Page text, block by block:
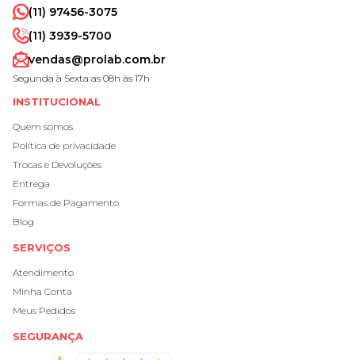
(11) 97456-3075
(11) 3939-5700
vendas@prolab.com.br
Segunda à Sexta as 08h às 17h
INSTITUCIONAL
Quem somos
Política de privacidade
Trocas e Devoluções
Entrega
Formas de Pagamento
Blog
SERVIÇOS
Atendimento
Minha Conta
Meus Pedidos
SEGURANÇA